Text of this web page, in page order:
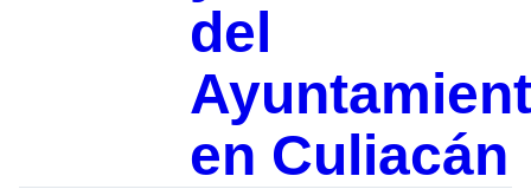
del
en Culiacán